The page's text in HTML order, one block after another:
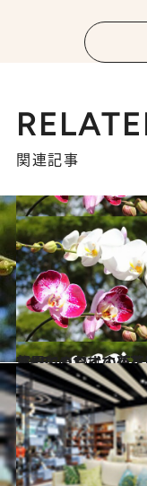
関連記事
2013.11.1
部屋にハワイの花を飾ろうKCCのおすすめ花屋さん
旅＆お出かけ